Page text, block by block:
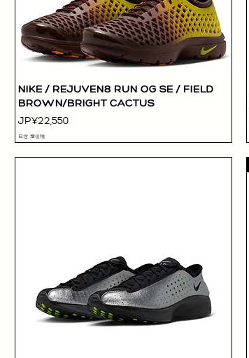
快速瀏覽
NIKE / REJUVEN8 RUN OG SE / FIELD
BROWN/BRIGHT CACTUS
價格
JP¥22,550
已含 增值税